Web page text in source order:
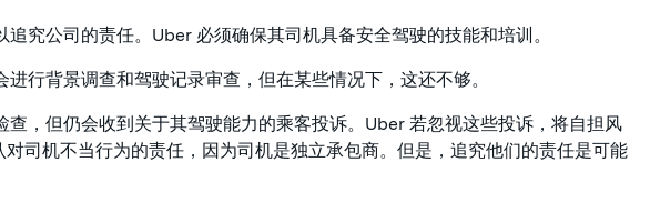
追究公司的责任。Uber 必须确保其司机具备安全驾驶的技能和培训。
进行背景调查和驾驶记录审查，但在某些情况下，这还不够。
查，但仍会收到关于其驾驶能力的乘客投诉。Uber 若忽视这些投诉，将自担风
司机不当行为的责任，因为司机是独立承包商。但是，追究他们的责任是可能